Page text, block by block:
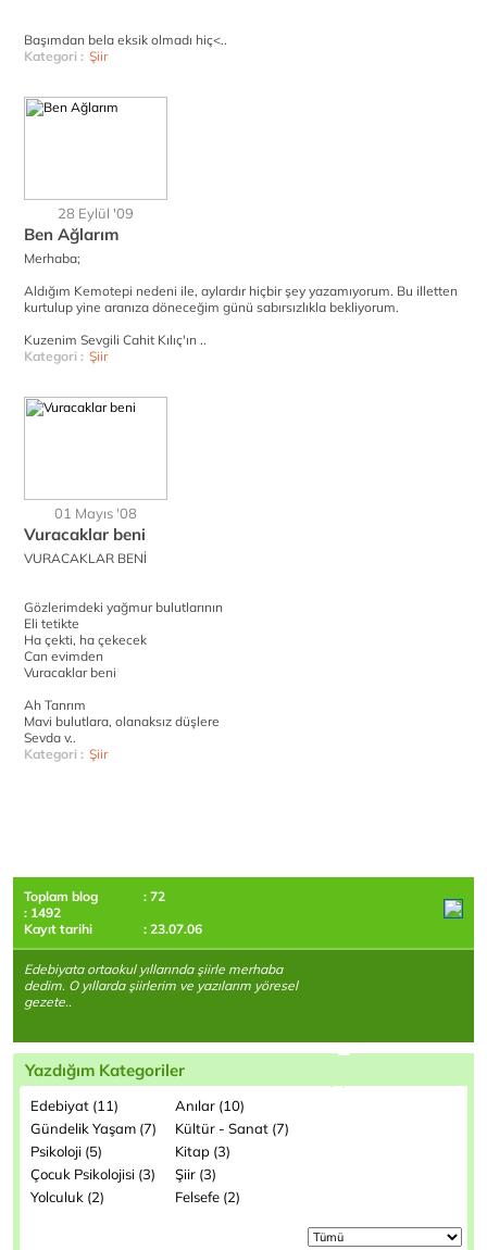
Başımdan bela eksik olmadı hiç<..
Kategori : Şiir
28 Eylül '09
Ben Ağlarım
Merhaba;
Aldığım Kemotepi nedeni ile, aylardır hiçbir şey yazamıyorum. Bu illetten
kurtulup yine aranıza döneceğim günü sabırsızlıkla bekliyorum.
Kuzenim Sevgili Cahit Kılıç'ın ..
Kategori : Şiir
01 Mayıs '08
Vuracaklar beni
VURACAKLAR BENİ
Gözlerimdeki yağmur bulutlarının
Eli tetikte
Ha çekti, ha çekecek
Can evimden
Vuracaklar beni
Ah Tanrım
Mavi bulutlara, olanaksız düşlere
Sevda v..
Kategori : Şiir
Toplam blog
: 72
: 1492
Kayıt tarihi
: 23.07.06
Edebiyata ortaokul yıllarında şiirle merhaba
dedim. O yıllarda şiirlerim ve yazılarım yöresel
gezete..
Yazdığım Kategoriler
Edebiyat (11)
Anılar (10)
Gündelik Yaşam (7)
Kültür - Sanat (7)
Psikoloji (5)
Kitap (3)
Çocuk Psikolojisi (3)
Şiir (3)
Yolculuk (2)
Felsefe (2)